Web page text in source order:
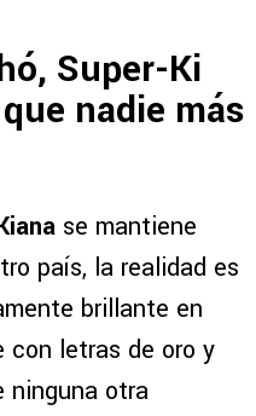
Super-Ki
nadie más
se mantiene
país, la realidad es
brillante en
con letras de oro y
ninguna otra